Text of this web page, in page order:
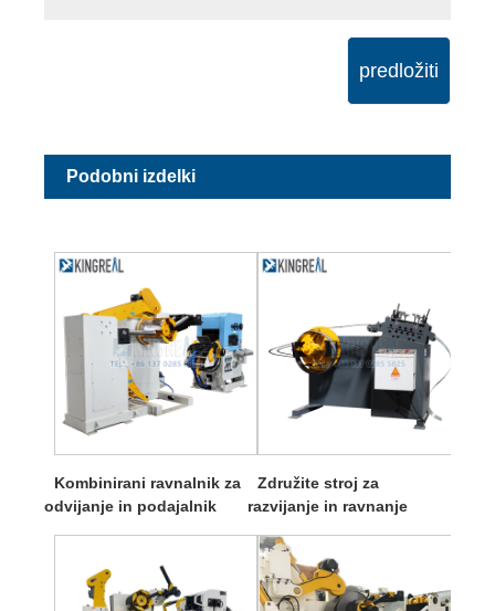
predložiti
Podobni izdelki
Kombinirani ravnalnik za
odvijanje in podajalnik
Združite stroj za
razvijanje in ravnanje